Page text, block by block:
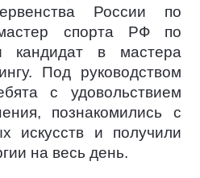
России по
спорта РФ по
кандидат в мастера
Под руководством
с удовольствием
познакомились с
искусств и получили
на весь день.